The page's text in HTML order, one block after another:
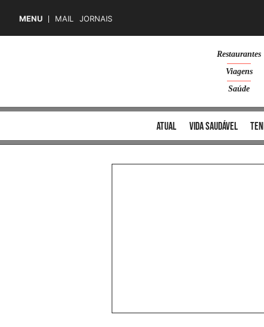
MENU MAIL JORNAIS
Restaurantes
Viagens
Saúde
atual vida saudável